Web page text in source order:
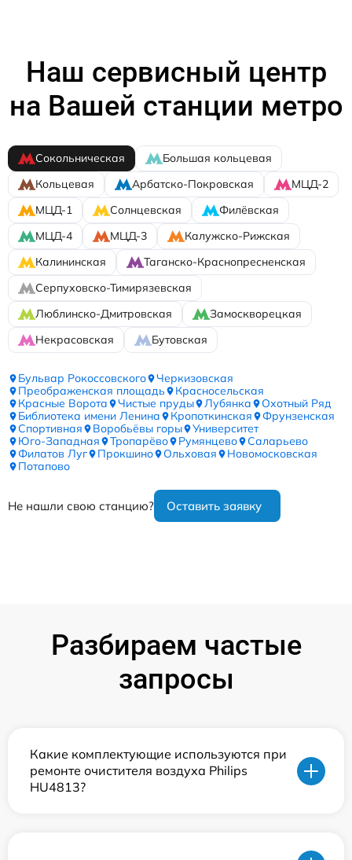
Наш сервисный центр
на Вашей станции метро
Сокольническая
Большая кольцевая
Кольцевая
Арбатско-Покровская
МЦД-2
МЦД-1
Солнцевская
Филёвская
МЦД-4
МЦД-3
Калужско-Рижская
Калининская
Таганско-Краснопресненская
Серпуховско-Тимирязевская
Люблинско-Дмитровская
Замоскворецкая
Некрасовская
Бутовская
Бульвар Рокоссовского
Черкизовская
Преображенская площадь
Красносельская
Красные Ворота
Чистые пруды Лубянка
Охотный Ряд
Библиотека имени Ленина
Кропоткинская
Фрунзенская
Спортивная
Воробьёвы горы
Университет
Юго-Западная
Тропарёво Румянцево
Саларьево
Филатов Луг
Прокшино Ольховая
Новомосковская
Потапово
Не нашли свою станцию? Оставить заявку
Разбираем частые
запросы
Какие комплектующие используются при
ремонте очистителя воздуха Philips
HU4813?